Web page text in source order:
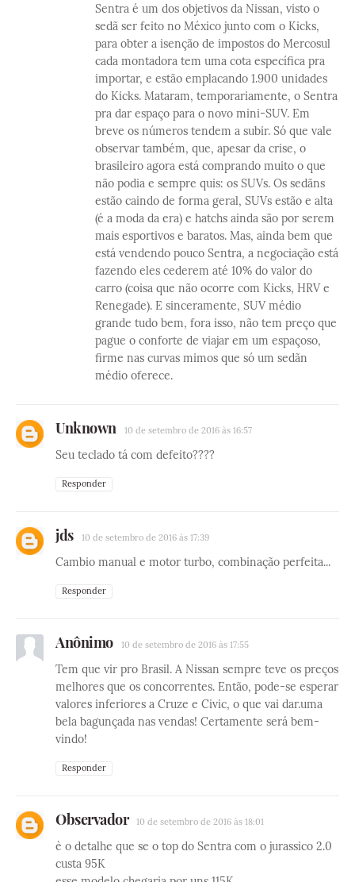
Sentra é um dos objetivos da Nissan, visto o
sedã ser feito no México junto com o Kicks,
para obter a isenção de impostos do Mercosul
cada montadora tem uma cota específica pra
importar, e estão emplacando 1.900 unidades
do Kicks. Mataram, temporariamente, o Sentra
pra dar espaço para o novo mini-SUV. Em
breve os números tendem a subir. Só que vale
observar também, que, apesar da crise, o
brasileiro agora está comprando muito o que
não podia e sempre quis: os SUVs. Os sedãns
estão caindo de forma geral, SUVs estão e alta
(é a moda da era) e hatchs ainda são por serem
mais esportivos e baratos. Mas, ainda bem que
está vendendo pouco Sentra, a negociação está
fazendo eles cederem até 10% do valor do
carro (coisa que não ocorre com Kicks, HRV e
Renegade). E sinceramente, SUV médio
grande tudo bem, fora isso, não tem preço que
pague o conforte de viajar em um espaçoso,
firme nas curvas mimos que só um sedãn
médio oferece.
Unknown 10 de setembro de 2016 às 16:57
Seu teclado tá com defeito????
Responder
jds 10 de setembro de 2016 às 17:39
Cambio manual e motor turbo, combinação perfeita...
Responder
Anônimo 10 de setembro de 2016 às 17:55
Tem que vir pro Brasil. A Nissan sempre teve os preços
melhores que os concorrentes. Então, pode-se esperar
valores inferiores a Cruze e Civic, o que vai dar.uma
bela bagunçada nas vendas! Certamente será bem-
vindo!
Responder
Observador 10 de setembro de 2016 às 18:01
è o detalhe que se o top do Sentra com o jurassico 2.0
custa 95K